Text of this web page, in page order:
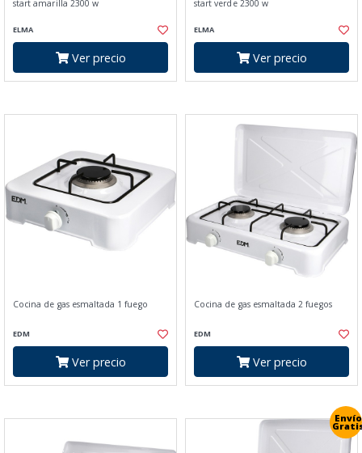
start amarilla 2300 w
ELMA
Ver precio
start verde 2300 w
ELMA
Ver precio
Cocina de gas esmaltada 1 fuego
EDM
Ver precio
Cocina de gas esmaltada 2 fuegos
EDM
Ver precio
Envío